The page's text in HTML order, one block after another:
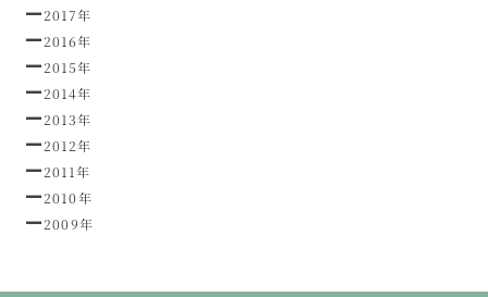
2017年
2016年
2015年
2014年
2013年
2012年
2011年
2010年
2009年